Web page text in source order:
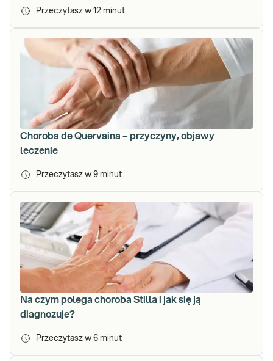
Przeczytasz w 12 minut
Choroba de Quervaina – przyczyny, objawy
leczenie
Przeczytasz w 9 minut
Na czym polega choroba Stilla i jak się ją
diagnozuje?
Przeczytasz w 6 minut